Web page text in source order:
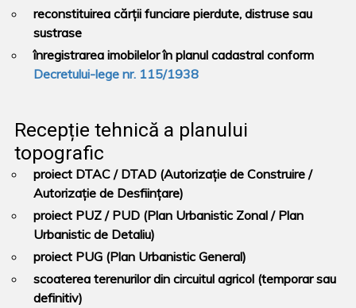
reconstituirea cărții funciare pierdute, distruse sau
sustrase
înregistrarea imobilelor în planul cadastral conform
Decretului-lege nr. 115/1938
Recepție tehnică a planului
topografic
proiect DTAC / DTAD (Autorizație de Construire /
Autorizație de Desființare)
proiect PUZ / PUD (Plan Urbanistic Zonal / Plan
Urbanistic de Detaliu)
proiect PUG (Plan Urbanistic General)
scoaterea terenurilor din circuitul agricol (temporar sau
definitiv)